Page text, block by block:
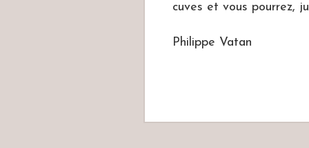
cuves et vous pourrez,
Philippe Vatan